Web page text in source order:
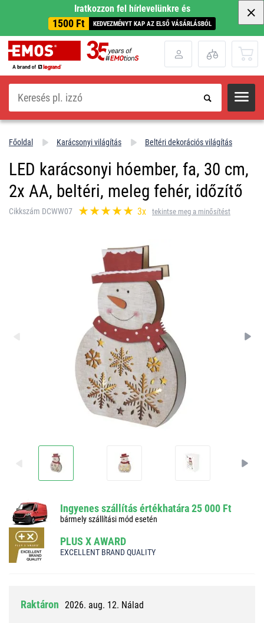
Iratkozzon fel hírlevelünkre és
1500 Ft KEDVEZMÉNYT KAP AZ ELSŐ VÁSÁRLÁSBÓL
Keresés
Főoldal Karácsonyi világítás Beltéri dekorációs világítás
LED karácsonyi hóember, fa, 30 cm,
2x AA, beltéri, meleg fehér, időzítő
Cikkszám DCWW07 3x tekintse meg a minősítést
Ingyenes szállítás értékhatára 25 000 Ft
bármely szállítási mód esetén
PLUS X AWARD
EXCELLENT BRAND QUALITY
Raktáron 2026. aug. 12. Nálad